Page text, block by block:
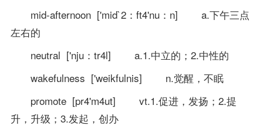
mid-afternoon ['mid`2：ft4'nu：n] a.下午三点
左右的
neutral ['nju：tr4l] a.1.中立的；2.中性的
wakefulness ['weikfulnis] n.觉醒，不眠
promote [pr4'm4ut] vt.1.促进，发扬；2.提
升，升级；3.发起，创办